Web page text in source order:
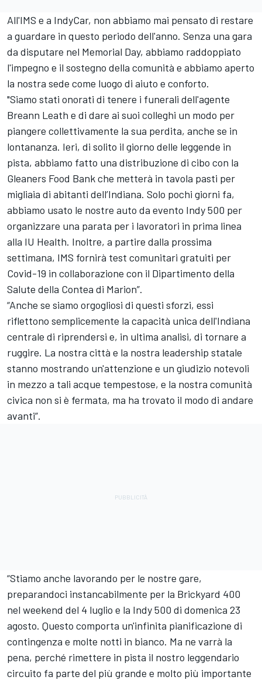
All'IMS e a IndyCar, non abbiamo mai pensato di restare
a guardare in questo periodo dell'anno. Senza una gara
da disputare nel Memorial Day, abbiamo raddoppiato
l'impegno e il sostegno della comunità e abbiamo aperto
la nostra sede come luogo di aiuto e conforto.
"Siamo stati onorati di tenere i funerali dell'agente
Breann Leath e di dare ai suoi colleghi un modo per
piangere collettivamente la sua perdita, anche se in
lontananza. Ieri, di solito il giorno delle leggende in
pista, abbiamo fatto una distribuzione di cibo con la
Gleaners Food Bank che metterà in tavola pasti per
migliaia di abitanti dell’Indiana. Solo pochi giorni fa,
abbiamo usato le nostre auto da evento Indy 500 per
organizzare una parata per i lavoratori in prima linea
alla IU Health. Inoltre, a partire dalla prossima
settimana, IMS fornirà test comunitari gratuiti per
Covid-19 in collaborazione con il Dipartimento della
Salute della Contea di Marion”.
“Anche se siamo orgogliosi di questi sforzi, essi
riflettono semplicemente la capacità unica dell'Indiana
centrale di riprendersi e, in ultima analisi, di tornare a
ruggire. La nostra città e la nostra leadership statale
stanno mostrando un'attenzione e un giudizio notevoli
in mezzo a tali acque tempestose, e la nostra comunità
civica non si è fermata, ma ha trovato il modo di andare
avanti”.
“Stiamo anche lavorando per le nostre gare,
preparandoci instancabilmente per la Brickyard 400
nel weekend del 4 luglio e la Indy 500 di domenica 23
agosto. Questo comporta un'infinita pianificazione di
contingenza e molte notti in bianco. Ma ne varrà la
pena, perché rimettere in pista il nostro leggendario
circuito fa parte del più grande e molto più importante